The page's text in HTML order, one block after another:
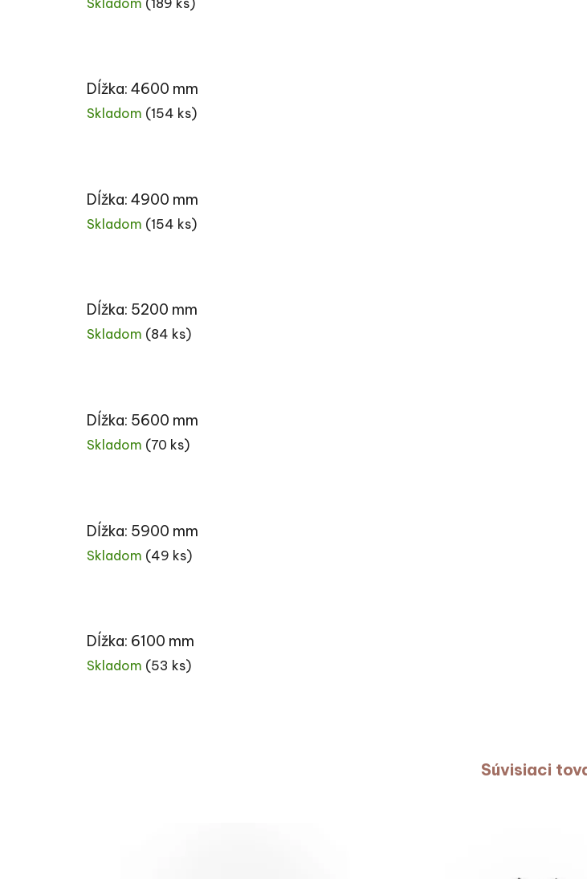
Dĺžka: 4600 mm
Skladom (154 ks)
Dĺžka: 4900 mm
Skladom (154 ks)
Dĺžka: 5200 mm
Skladom (84 ks)
Dĺžka: 5600 mm
Skladom (70 ks)
Dĺžka: 5900 mm
Skladom (49 ks)
Dĺžka: 6100 mm
Skladom (53 ks)
Súvisiaci